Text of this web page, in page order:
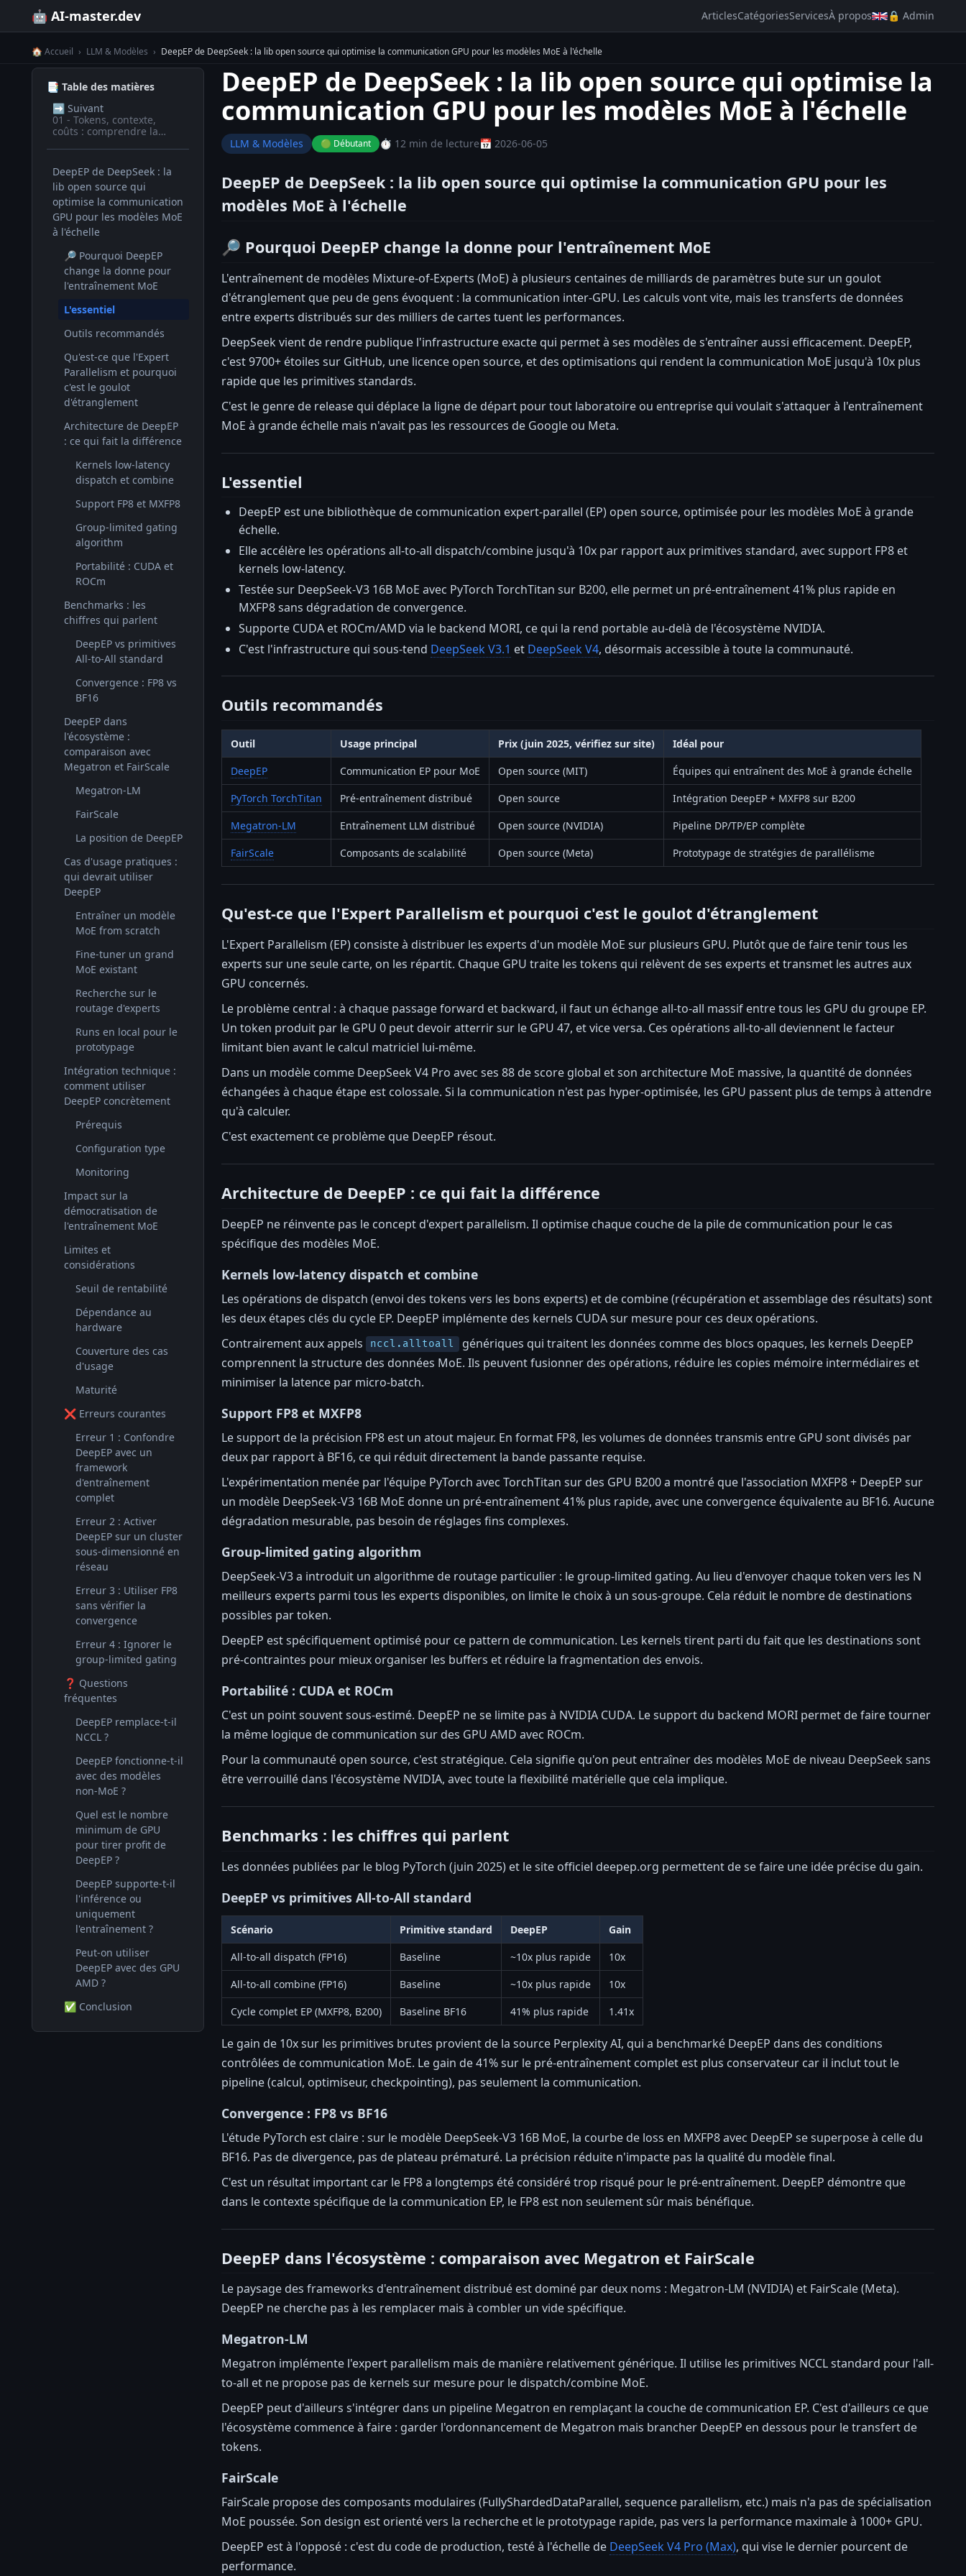
🤖 AI-master.dev ArticlesCatégoriesServicesÀ propos 🔒 Admin
🏠 Accueil › LLM & Modèles › DeepEP de DeepSeek : la lib open source qui optimise la communication GPU pour les modèles MoE à l'échelle
📑 Table des matières
➡️ Suivant
01 - Tokens, contexte,
coûts : comprendre la
DeepEP de DeepSeek : la
lib open source qui
optimise la communication
GPU pour les modèles MoE
à l'échelle
🔎 Pourquoi DeepEP
change la donne pour
l'entraînement MoE
L'essentiel
Outils recommandés
Qu'est-ce que l'Expert
Parallelism et pourquoi
c'est le goulot
d'étranglement
Architecture de DeepEP
: ce qui fait la différence
Kernels low-latency
dispatch et combine
Support FP8 et MXFP8
Group-limited gating
algorithm
Portabilité : CUDA et
ROCm
Benchmarks : les
chiffres qui parlent
DeepEP vs primitives
All-to-All standard
Convergence : FP8 vs
BF16
DeepEP dans
l'écosystème :
comparaison avec
Megatron et FairScale
Megatron-LM
FairScale
La position de DeepEP
Cas d'usage pratiques :
qui devrait utiliser
DeepEP
Entraîner un modèle
MoE from scratch
Fine-tuner un grand
MoE existant
Recherche sur le
routage d'experts
Runs en local pour le
prototypage
Intégration technique :
comment utiliser
DeepEP concrètement
Prérequis
Configuration type
Monitoring
Impact sur la
démocratisation de
l'entraînement MoE
Limites et
considérations
Seuil de rentabilité
Dépendance au
hardware
Couverture des cas
d'usage
Maturité
❌ Erreurs courantes
Erreur 1 : Confondre
DeepEP avec un
framework
d'entraînement
complet
Erreur 2 : Activer
DeepEP sur un cluster
sous-dimensionné en
réseau
Erreur 3 : Utiliser FP8
sans vérifier la
convergence
Erreur 4 : Ignorer le
group-limited gating
❓ Questions
fréquentes
DeepEP remplace-t-il
NCCL ?
DeepEP fonctionne-t-il
avec des modèles
non-MoE ?
Quel est le nombre
minimum de GPU
pour tirer profit de
DeepEP ?
DeepEP supporte-t-il
l'inférence ou
uniquement
l'entraînement ?
Peut-on utiliser
DeepEP avec des GPU
AMD ?
✅ Conclusion
DeepEP de DeepSeek : la lib open source qui optimise la
communication GPU pour les modèles MoE à l'échelle
LLM & Modèles 🟢 Débutant ⏱️ 12 min de lecture📅 2026-06-05
DeepEP de DeepSeek : la lib open source qui optimise la communication GPU pour les
modèles MoE à l'échelle
🔎 Pourquoi DeepEP change la donne pour l'entraînement MoE
L'entraînement de modèles Mixture-of-Experts (MoE) à plusieurs centaines de milliards de paramètres bute sur un goulot
d'étranglement que peu de gens évoquent : la communication inter-GPU. Les calculs vont vite, mais les transferts de données
entre experts distribués sur des milliers de cartes tuent les performances.
DeepSeek vient de rendre publique l'infrastructure exacte qui permet à ses modèles de s'entraîner aussi efficacement. DeepEP,
c'est 9700+ étoiles sur GitHub, une licence open source, et des optimisations qui rendent la communication MoE jusqu'à 10x plus
rapide que les primitives standards.
C'est le genre de release qui déplace la ligne de départ pour tout laboratoire ou entreprise qui voulait s'attaquer à l'entraînement
MoE à grande échelle mais n'avait pas les ressources de Google ou Meta.
L'essentiel
DeepEP est une bibliothèque de communication expert-parallel (EP) open source, optimisée pour les modèles MoE à grande
échelle.
Elle accélère les opérations all-to-all dispatch/combine jusqu'à 10x par rapport aux primitives standard, avec support FP8 et
kernels low-latency.
Testée sur DeepSeek-V3 16B MoE avec PyTorch TorchTitan sur B200, elle permet un pré-entraînement 41% plus rapide en
MXFP8 sans dégradation de convergence.
Supporte CUDA et ROCm/AMD via le backend MORI, ce qui la rend portable au-delà de l'écosystème NVIDIA.
C'est l'infrastructure qui sous-tend DeepSeek V3.1 et DeepSeek V4, désormais accessible à toute la communauté.
Outils recommandés
Outil Usage principal Prix (juin 2025, vérifiez sur site)
Idéal pour
DeepEP
Communication EP pour MoE Open source (MIT)
Équipes qui entraînent des MoE à grande échelle
PyTorch TorchTitan
Pré-entraînement distribué Open source
Intégration DeepEP + MXFP8 sur B200
Megatron-LM
Entraînement LLM distribué Open source (NVIDIA)
Pipeline DP/TP/EP complète
FairScale
Composants de scalabilité Open source (Meta) Prototypage de stratégies de parallélisme
Qu'est-ce que l'Expert Parallelism et pourquoi c'est le goulot d'étranglement
L'Expert Parallelism (EP) consiste à distribuer les experts d'un modèle MoE sur plusieurs GPU. Plutôt que de faire tenir tous les
experts sur une seule carte, on les répartit. Chaque GPU traite les tokens qui relèvent de ses experts et transmet les autres aux
GPU concernés.
Le problème central : à chaque passage forward et backward, il faut un échange all-to-all massif entre tous les GPU du groupe EP.
Un token produit par le GPU 0 peut devoir atterrir sur le GPU 47, et vice versa. Ces opérations all-to-all deviennent le facteur
limitant bien avant le calcul matriciel lui-même.
Dans un modèle comme DeepSeek V4 Pro avec ses 88 de score global et son architecture MoE massive, la quantité de données
échangées à chaque étape est colossale. Si la communication n'est pas hyper-optimisée, les GPU passent plus de temps à attendre
qu'à calculer.
C'est exactement ce problème que DeepEP résout.
Architecture de DeepEP : ce qui fait la différence
DeepEP ne réinvente pas le concept d'expert parallelism. Il optimise chaque couche de la pile de communication pour le cas
spécifique des modèles MoE.
Kernels low-latency dispatch et combine
Les opérations de dispatch (envoi des tokens vers les bons experts) et de combine (récupération et assemblage des résultats) sont
les deux étapes clés du cycle EP. DeepEP implémente des kernels CUDA sur mesure pour ces deux opérations.
Contrairement aux appels
nccl.alltoall
génériques qui traitent les données comme des blocs opaques, les kernels DeepEP
comprennent la structure des données MoE. Ils peuvent fusionner des opérations, réduire les copies mémoire intermédiaires et
minimiser la latence par micro-batch.
Support FP8 et MXFP8
Le support de la précision FP8 est un atout majeur. En format FP8, les volumes de données transmis entre GPU sont divisés par
deux par rapport à BF16, ce qui réduit directement la bande passante requise.
L'expérimentation menée par l'équipe PyTorch avec TorchTitan sur des GPU B200 a montré que l'association MXFP8 + DeepEP sur
un modèle DeepSeek-V3 16B MoE donne un pré-entraînement 41% plus rapide, avec une convergence équivalente au BF16. Aucune
dégradation mesurable, pas besoin de réglages fins complexes.
Group-limited gating algorithm
DeepSeek-V3 a introduit un algorithme de routage particulier : le group-limited gating. Au lieu d'envoyer chaque token vers les N
meilleurs experts parmi tous les experts disponibles, on limite le choix à un sous-groupe. Cela réduit le nombre de destinations
possibles par token.
DeepEP est spécifiquement optimisé pour ce pattern de communication. Les kernels tirent parti du fait que les destinations sont
pré-contraintes pour mieux organiser les buffers et réduire la fragmentation des envois.
Portabilité : CUDA et ROCm
C'est un point souvent sous-estimé. DeepEP ne se limite pas à NVIDIA CUDA. Le support du backend MORI permet de faire tourner
la même logique de communication sur des GPU AMD avec ROCm.
Pour la communauté open source, c'est stratégique. Cela signifie qu'on peut entraîner des modèles MoE de niveau DeepSeek sans
être verrouillé dans l'écosystème NVIDIA, avec toute la flexibilité matérielle que cela implique.
Benchmarks : les chiffres qui parlent
Les données publiées par le blog PyTorch (juin 2025) et le site officiel deepep.org permettent de se faire une idée précise du gain.
DeepEP vs primitives All-to-All standard
Scénario Primitive standard DeepEP
Gain
All-to-all dispatch (FP16)
Baseline ~10x plus rapide
10x
All-to-all combine (FP16)
Baseline ~10x plus rapide
10x
Cycle complet EP (MXFP8, B200)
Baseline BF16 41% plus rapide 1.41x
Le gain de 10x sur les primitives brutes provient de la source Perplexity AI, qui a benchmarké DeepEP dans des conditions
contrôlées de communication MoE. Le gain de 41% sur le pré-entraînement complet est plus conservateur car il inclut tout le
pipeline (calcul, optimiseur, checkpointing), pas seulement la communication.
Convergence : FP8 vs BF16
L'étude PyTorch est claire : sur le modèle DeepSeek-V3 16B MoE, la courbe de loss en MXFP8 avec DeepEP se superpose à celle du
BF16. Pas de divergence, pas de plateau prématuré. La précision réduite n'impacte pas la qualité du modèle final.
C'est un résultat important car le FP8 a longtemps été considéré trop risqué pour le pré-entraînement. DeepEP démontre que
dans le contexte spécifique de la communication EP, le FP8 est non seulement sûr mais bénéfique.
DeepEP dans l'écosystème : comparaison avec Megatron et FairScale
Le paysage des frameworks d'entraînement distribué est dominé par deux noms : Megatron-LM (NVIDIA) et FairScale (Meta).
DeepEP ne cherche pas à les remplacer mais à combler un vide spécifique.
Megatron-LM
Megatron implémente l'expert parallelism mais de manière relativement générique. Il utilise les primitives NCCL standard pour l'all-
to-all et ne propose pas de kernels sur mesure pour le dispatch/combine MoE.
DeepEP peut d'ailleurs s'intégrer dans un pipeline Megatron en remplaçant la couche de communication EP. C'est d'ailleurs ce que
l'écosystème commence à faire : garder l'ordonnancement de Megatron mais brancher DeepEP en dessous pour le transfert de
tokens.
FairScale
FairScale propose des composants modulaires (FullyShardedDataParallel, sequence parallelism, etc.) mais n'a pas de spécialisation
MoE poussée. Son design est orienté vers la recherche et le prototypage rapide, pas vers la performance maximale à 1000+ GPU.
DeepEP est à l'opposé : c'est du code de production, testé à l'échelle de DeepSeek V4 Pro (Max), qui vise le dernier pourcent de
performance.